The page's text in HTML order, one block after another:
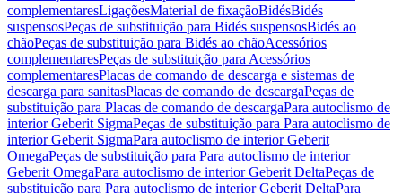
complementaresLigaçõesMaterial de fixaçãoBidésBidés
suspensosPeças de substituição para Bidés suspensosBidés ao
chãoPeças de substituição para Bidés ao chãoAcessórios
complementaresPeças de substituição para Acessórios
complementaresPlacas de comando de descarga e sistemas de
descarga para sanitasPlacas de comando de descargaPeças de
substituição para Placas de comando de descargaPara autoclismo de
interior Geberit SigmaPeças de substituição para Para autoclismo de
interior Geberit SigmaPara autoclismo de interior Geberit
OmegaPeças de substituição para Para autoclismo de interior
Geberit OmegaPara autoclismo de interior Geberit DeltaPeças de
substituição para Para autoclismo de interior Geberit DeltaPara